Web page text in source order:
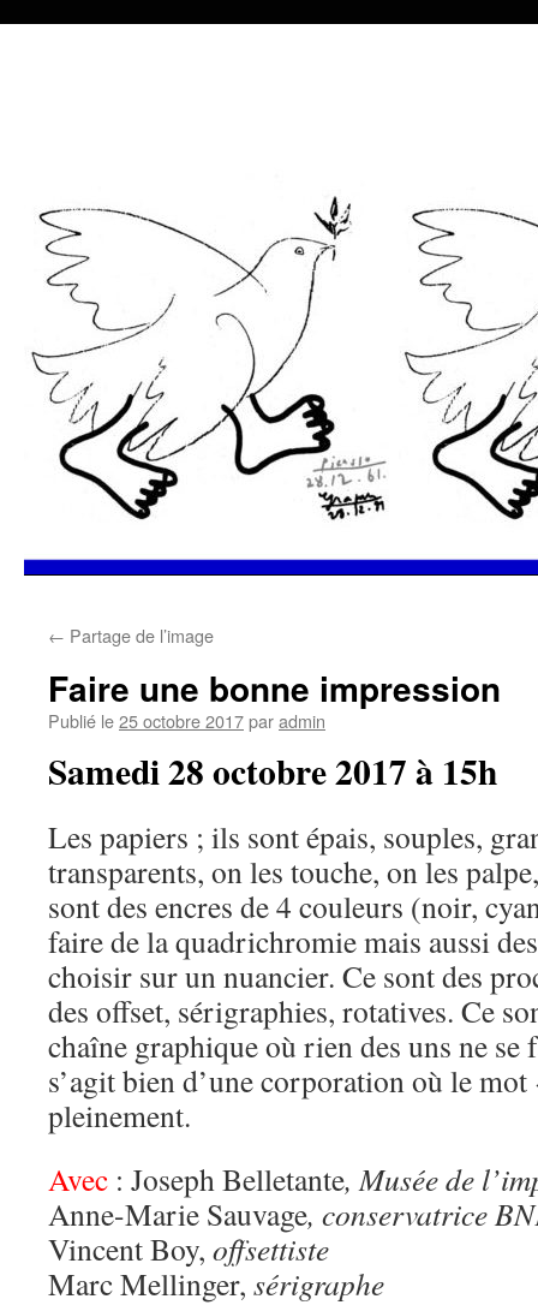
au
contenu
← Partage de l’image
Faire une bonne impression
Publié le25 octobre 2017paradmin
Samedi 28 octobre 2017 à 15h
Les papiers ; ils sont épais, souples,
transparents, on les touche, on les
sont des encres de 4 couleurs (noir,
faire de la quadrichromie mais aussi
choisir sur un nuancier. Ce sont des
des offset, sérigraphies, rotatives. Ce
chaîne graphique où rien des uns ne se
s’agit bien d’une corporation où le
pleinement.
Avec : Joseph Belletante, Musée de
Anne-Marie Sauvage, conservatrice
Vincent Boy, offsettiste
Marc Mellinger, sérigraphe